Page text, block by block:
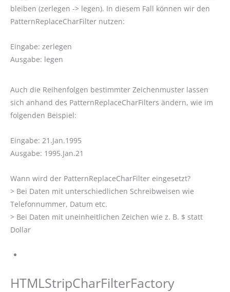
bleiben (zerlegen -> legen). In diesem Fall können wir den
PatternReplaceCharFilter nutzen:
Eingabe: zerlegen
Ausgabe: legen
Auch die Reihenfolgen bestimmter Zeichenmuster lassen
sich anhand des PatternReplaceCharFilters ändern, wie im
folgenden Beispiel:
Eingabe: 21.Jan.1995
Ausgabe: 1995.Jan.21
Wann wird der PatternReplaceCharFilter eingesetzt?
> Bei Daten mit unterschiedlichen Schreibweisen wie
Telefonnummer, Datum etc.
> Bei Daten mit uneinheitlichen Zeichen wie z. B. $ statt
Dollar
HTMLStripCharFilterFactory